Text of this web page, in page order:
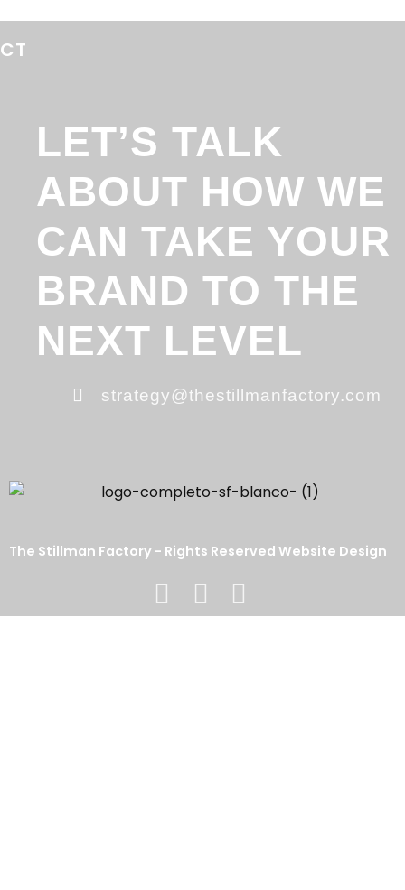
LET’S TALK
ABOUT HOW WE
CAN TAKE YOUR
BRAND TO THE
NEXT LEVEL
strategy@thestillmanfactory.com
The Stillman Factory - Rights Reserved Website Design